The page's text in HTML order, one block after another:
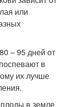
или
– 95 дней от
в
их лучше
в земле